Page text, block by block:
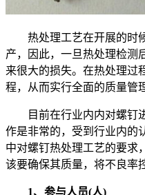
热处理工艺在开展的时候
产，因此，一旦热处理检测
来很大的损失。在热处理过
程，从而实行全面的质量管
目前在行业内内对螺钉进
作是非常的，受到行业内的
中对螺钉热处理工艺的要求
该要确保其质量，将不良率
1、参与人员(人)